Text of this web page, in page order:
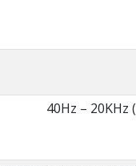
40Hz – 20KHz